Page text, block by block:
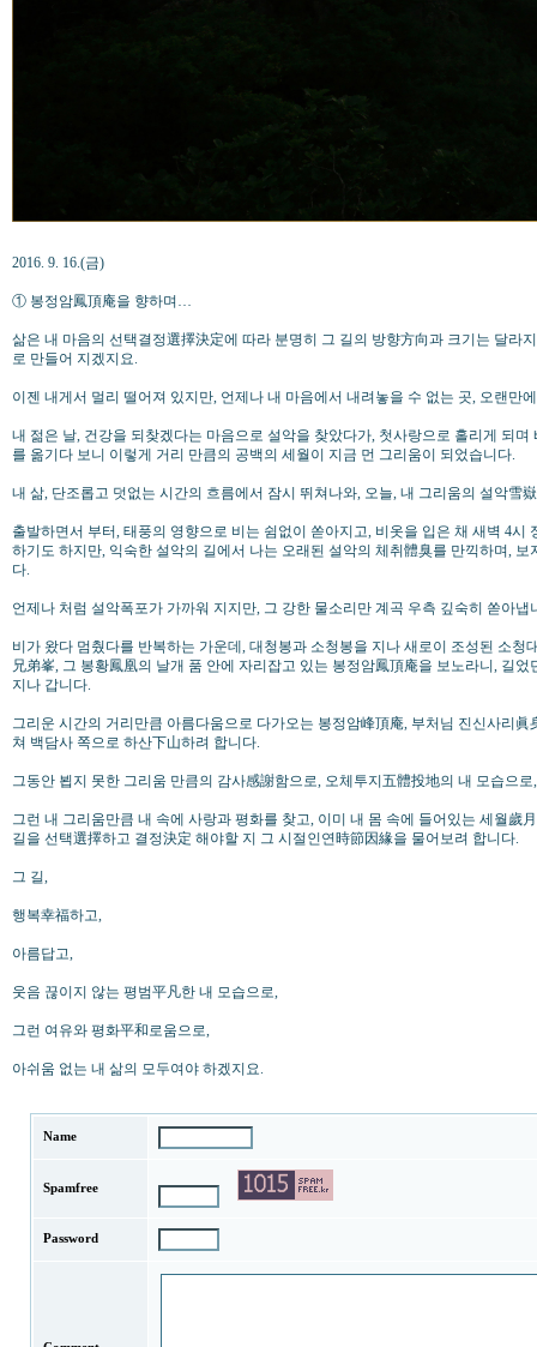
2016. 9. 16.(금)
① 봉정암鳳頂庵을 향하며…
삶은 내 마음의 선택결정選擇決定에 따라 분명히 그 길의 방향方向과 크기는 달
로 만들어 지겠지요.
이젠 내게서 멀리 떨어져 있지만, 언제나 내 마음에서 내려놓을 수 없는 곳, 오랜만
내 젊은 날, 건강을 되찾겠다는 마음으로 설악을 찾았다가, 첫사랑으로 홀리게 되
를 옮기다 보니 이렇게 거리 만큼의 공백의 세월이 지금 먼 그리움이 되었습니다.
내 삶, 단조롭고 덧없는 시간의 흐름에서 잠시 뛰쳐나와, 오늘, 내 그리움의 설악雪
출발하면서 부터, 태풍의 영향으로 비는 쉼없이 쏟아지고, 비옷을 입은 채 새벽 4
하기도 하지만, 익숙한 설악의 길에서 나는 오래된 설악의 체취體臭를 만끽하며,
다.
언제나 처럼 설악폭포가 가까워 지지만, 그 강한 물소리만 계곡 우측 깊숙히 쏟아냅
비가 왔다 멈췄다를 반복하는 가운데, 대청봉과 소청봉을 지나 새로이 조성된 소
兄弟峯, 그 봉황鳳凰의 날개 품 안에 자리잡고 있는 봉정암鳳頂庵을 보노라니, 길
지나 갑니다.
그리운 시간의 거리만큼 아름다움으로 다가오는 봉정암峰頂庵, 부처님 진신사리
쳐 백담사 쪽으로 하산下山하려 합니다.
그동안 뵙지 못한 그리움 만큼의 감사感謝함으로, 오체투지五體投地의 내 모습으
그런 내 그리움만큼 내 속에 사랑과 평화를 찾고, 이미 내 몸 속에 들어있는 세월
길을 선택選擇하고 결정決定 해야할 지 그 시절인연時節因緣을 물어보려 합니다.
그 길,
행복幸福하고,
아름답고,
웃음 끊이지 않는 평범平凡한 내 모습으로,
그런 여유와 평화平和로움으로,
아쉬움 없는 내 삶의 모두여야 하겠지요.
Name
Spamfree
Password